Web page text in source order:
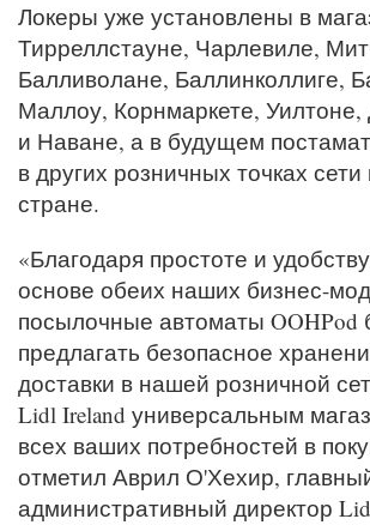
Локеры уже установлены в
Тирреллстауне, Чарлевиле,
Балливолане, Баллинколлиге,
Маллоу, Корнмаркете,
и Наване, а в будущем
в других розничных точках сети
стране.
«Благодаря простоте и
основе обеих наших бизнес-
посылочные автоматы OOHPod
предлагать безопасное
доставки в нашей розничной
Lidl Ireland универсальным
всех ваших потребностей в
отметил Аврил О'Хехир,
административный директор